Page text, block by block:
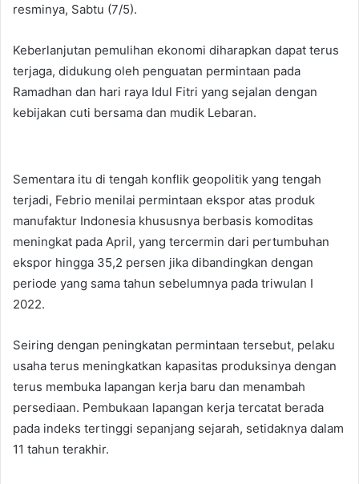
resminya, Sabtu (7/5).
Keberlanjutan pemulihan ekonomi diharapkan dapat terus
terjaga, didukung oleh penguatan permintaan pada
Ramadhan dan hari raya Idul Fitri yang sejalan dengan
kebijakan cuti bersama dan mudik Lebaran.
Sementara itu di tengah konflik geopolitik yang tengah
terjadi, Febrio menilai permintaan ekspor atas produk
manufaktur Indonesia khususnya berbasis komoditas
meningkat pada April, yang tercermin dari pertumbuhan
ekspor hingga 35,2 persen jika dibandingkan dengan
periode yang sama tahun sebelumnya pada triwulan I
2022.
Seiring dengan peningkatan permintaan tersebut, pelaku
usaha terus meningkatkan kapasitas produksinya dengan
terus membuka lapangan kerja baru dan menambah
persediaan. Pembukaan lapangan kerja tercatat berada
pada indeks tertinggi sepanjang sejarah, setidaknya dalam
11 tahun terakhir.